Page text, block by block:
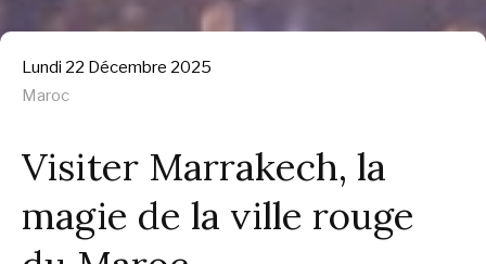
Lundi 22 Décembre 2025
Maroc
Visiter Marrakech, la
magie de la ville rouge